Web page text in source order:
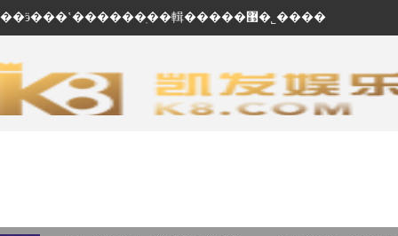
��ӭ���ʽ������ֽ��輯�����޹�˾����